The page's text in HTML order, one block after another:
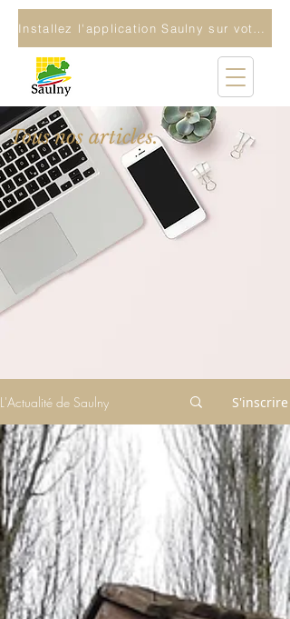
Tous nos articles.
L'Actualité de Saulny S'inscrire